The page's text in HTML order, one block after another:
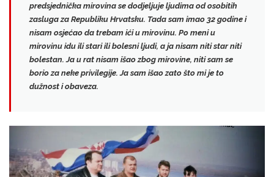
predsjednička mirovina se dodjeljuje ljudima od osobitih
zasluga za Republiku Hrvatsku. Tada sam imao 32 godine i
nisam osjećao da trebam ići u mirovinu. Po meni u
mirovinu idu ili stari ili bolesni ljudi, a ja nisam niti star niti
bolestan. Ja u rat nisam išao zbog mirovine, niti sam se
borio za neke privilegije. Ja sam išao zato što mi je to
dužnost i obaveza.